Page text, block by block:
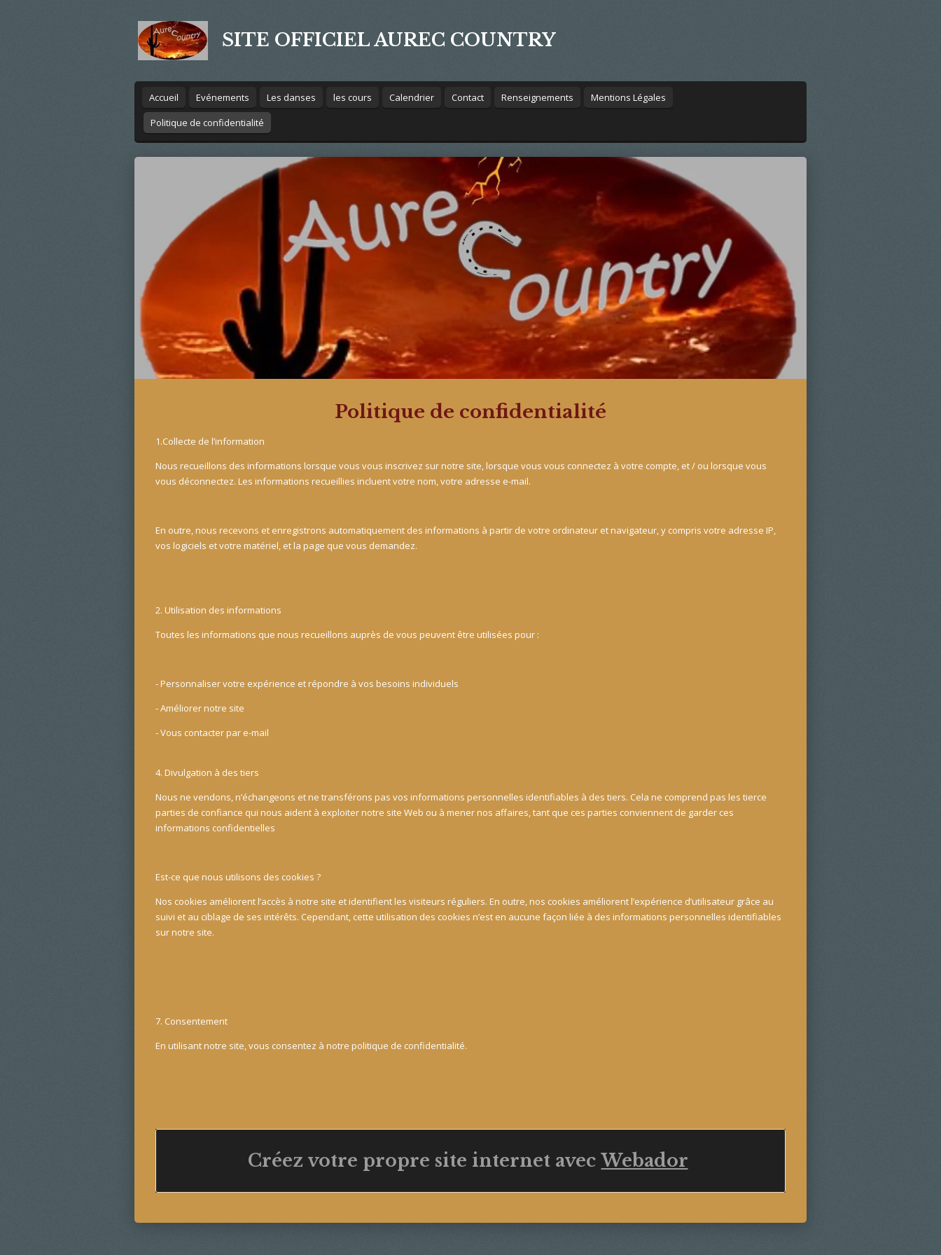
SITE OFFICIEL AUREC COUNTRY
Accueil Evénements Les danses les cours Calendrier Contact Renseignements
Mentions Légales
Politique de confidentialité
Politique de confidentialité
1.Collecte de l’information
Nous recueillons des informations lorsque vous vous inscrivez sur notre site, lorsque vous vous connectez à votre compte, et / ou lorsque vous
vous déconnectez. Les informations recueillies incluent votre nom, votre adresse e-mail.
En outre, nous recevons et enregistrons automatiquement des informations à partir de votre ordinateur et navigateur, y compris votre adresse IP,
vos logiciels et votre matériel, et la page que vous demandez.
2. Utilisation des informations
Toutes les informations que nous recueillons auprès de vous peuvent être utilisées pour :
- Personnaliser votre expérience et répondre à vos besoins individuels
- Améliorer notre site
- Vous contacter par e-mail
4. Divulgation à des tiers
Nous ne vendons, n’échangeons et ne transférons pas vos informations personnelles identifiables à des tiers. Cela ne comprend pas les tierce
parties de confiance qui nous aident à exploiter notre site Web ou à mener nos affaires, tant que ces parties conviennent de garder ces
informations confidentielles
Est-ce que nous utilisons des cookies ?
Nos cookies améliorent l’accès à notre site et identifient les visiteurs réguliers. En outre, nos cookies améliorent l’expérience d’utilisateur grâce au
suivi et au ciblage de ses intérêts. Cependant, cette utilisation des cookies n’est en aucune façon liée à des informations personnelles identifiables
sur notre site.
7. Consentement
En utilisant notre site, vous consentez à notre politique de confidentialité.
Créez votre propre site internet avec Webador